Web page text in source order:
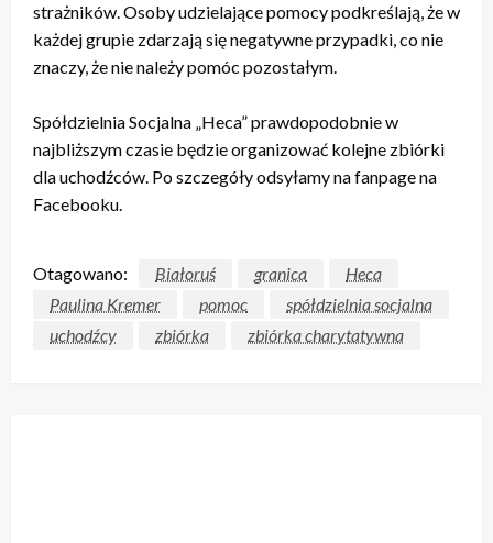
strażników. Osoby udzielające pomocy podkreślają, że w
każdej grupie zdarzają się negatywne przypadki, co nie
znaczy, że nie należy pomóc pozostałym.
Spółdzielnia Socjalna „Heca” prawdopodobnie w
najbliższym czasie będzie organizować kolejne zbiórki
dla uchodźców. Po szczegóły odsyłamy na fanpage na
Facebooku.
Otagowano: Białoruś granica
Heca
Paulina Kremer
pomoc
spółdzielnia socjalna
uchodźcy
zbiórka zbiórka charytatywna